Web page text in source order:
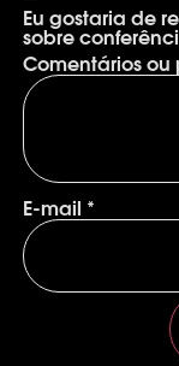
Eu gostaria de
sobre
Comentários
E-mail *